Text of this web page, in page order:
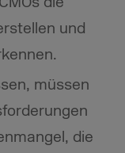
und
müssen
die